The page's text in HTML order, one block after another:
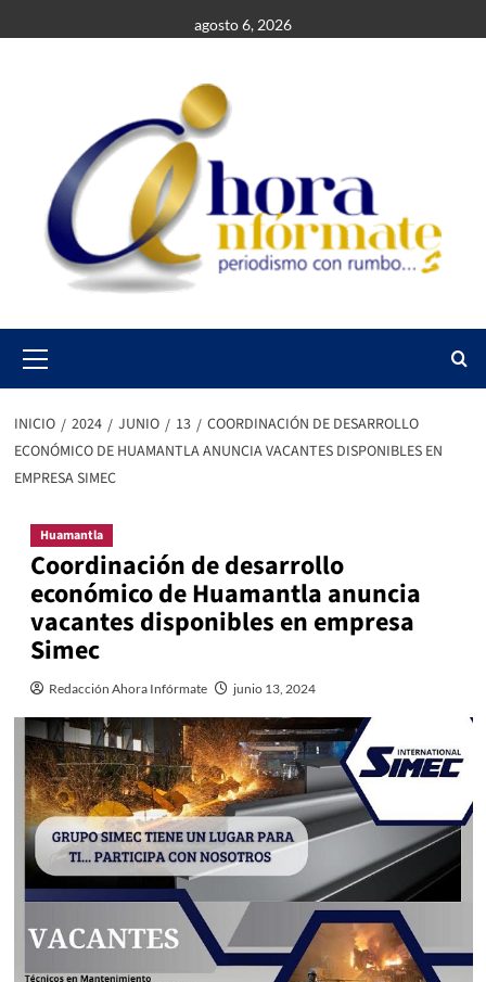
al
agosto 6, 2026
Menu
INICIO 2024 JUNIO 13
COORDINACIÓN DE DESARROLLO
ECONÓMICO DE HUAMANTLA ANUNCIA VACANTES DISPONIBLES EN
EMPRESA SIMEC
Huamantla
Coordinación de desarrollo
económico de Huamantla anuncia
vacantes disponibles en empresa
Simec
Redacción Ahora Infórmate junio 13, 2024